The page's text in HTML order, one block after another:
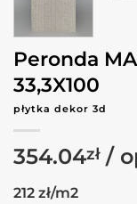
Peronda
33,3X100
płytka dekor 3d
354.04zł
212 zł/m2